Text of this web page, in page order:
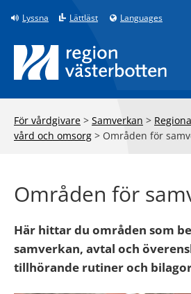
Till innehåll på sidan
Lyssna Lättläst Languages
För vårdgivare > Samverkan >
vård och omsorg > Områden för
Områden för
Här hittar du områden som
samverkan, avtal och
tillhörande rutiner och